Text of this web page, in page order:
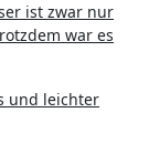
ist zwar nur
war es
und leichter